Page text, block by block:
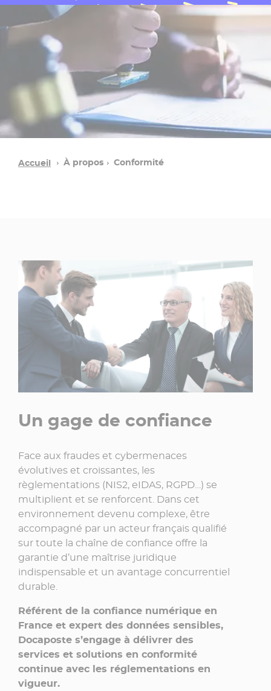
Accueil À propos Conformité
Un gage de confiance
Face aux fraudes et cybermenaces
évolutives et croissantes, les
règlementations (NIS2, eIDAS, RGPD…) se
multiplient et se renforcent. Dans cet
environnement devenu complexe, être
accompagné par un acteur français qualifié
sur toute la chaîne de confiance offre la
garantie d’une maîtrise juridique
indispensable et un avantage concurrentiel
durable.
Référent de la confiance numérique en
France et expert des données sensibles,
Docaposte s’engage à délivrer des
services et solutions en conformité
continue avec les réglementations en
vigueur. ​